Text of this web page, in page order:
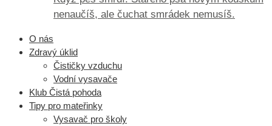
nenaučíš, ale čuchat smrádek nemusíš.
O nás
Zdravý úklid
Čističky vzduchu
Vodní vysavače
Klub Čistá pohoda
Tipy pro mateřinky
Vysavač pro školy